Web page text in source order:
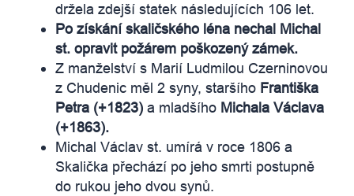
držela zdejší statek následujících 106 let.
Po získání skaličského léna nechal Michal
st. opravit požárem poškozený zámek.
Z manželství s Marií Ludmilou Czerninovou
z Chudenic měl 2 syny, staršího Františka
Petra (+1823) a mladšího Michala Václava
(+1863).
Michal Václav st. umírá v roce 1806 a
Skalička přechází po jeho smrti postupně
do rukou jeho dvou synů.